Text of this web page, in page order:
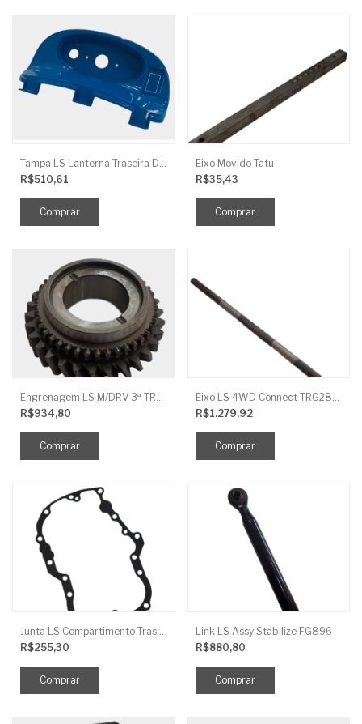
R$510,61
Eixo Movido Tatu
R$35,43
R$934,80
R$1.279,92
R$255,30
Link LS Assy Stabilize FG896
R$880,80